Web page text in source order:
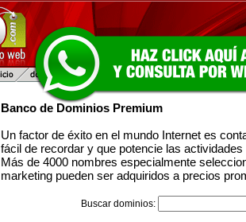
Banco de Dominios Premium
Un factor de éxito en el mundo Internet es
fácil de recordar y que potencie las
Más de 4000 nombres especialmente
marketing pueden ser adquiridos a precios
Buscar dominios: